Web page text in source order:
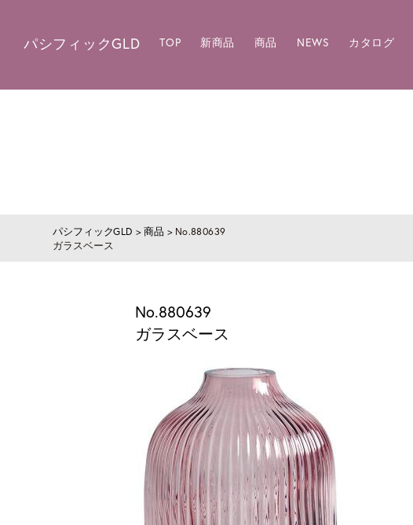
パシフィックGLD TOP 新商品 商品 NEWS カタログ
パシフィックGLD >商品 > No.880639
ガラスベース
No.880639
ガラスベース